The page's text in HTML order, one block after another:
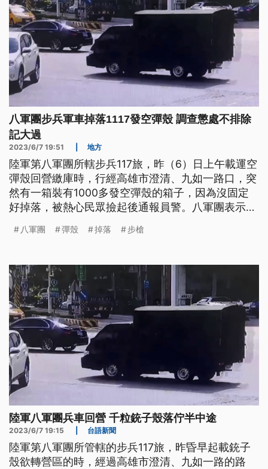
八軍團步兵軍車掉落1117發空彈殼 調查懲處不排除
記大過
2023/6/7 19:51 地方
陸軍第八軍團所轄步兵117旅，昨（6）日上午載運空
彈殼回營繳庫時，行經高雄市澄清、九如一路口，突
然有一箱裝有1000多發空彈殼的箱子，因為沒固定
好掉落，被熱心民眾撿起後通報員警。八軍團表示清
定會追究到底。
八軍團 彈殼 掉落 步槍
陸軍八軍團兵車回營 千粒銃子殼落佇半中途
2023/6/7 19:15 台語新聞
陸軍第八軍團所管轄的步兵117旅，昨昏早起載銃子
殼欲轉營區的時，經過高雄市澄清、九如一路的路